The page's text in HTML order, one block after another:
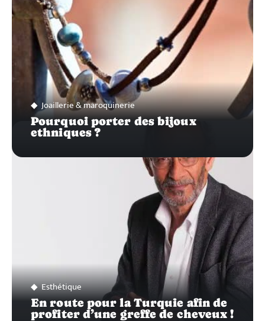
Joaillerie & maroquinerie
Pourquoi porter des bijoux
ethniques ?
Esthétique
En route pour la Turquie afin de
profiter d’une greffe de cheveux !